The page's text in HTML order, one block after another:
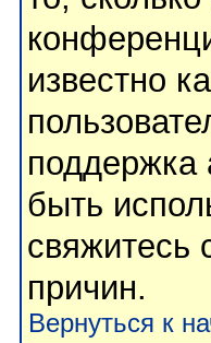
известно
поддержка
быть
свяжитесь
причин.
Вернуться к